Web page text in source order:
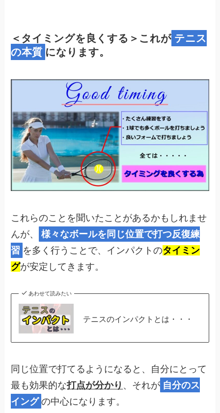
＜ タイミングを良くする ＞これが テニス
の本質 になります。
これらのことを聞いたことがあるかもしれませ
んが、
様々なボールを同じ位置で打つ反復練
習 を多く行うことで、インパクトのタイミン
グが安定してきます。
あわせて読みたい
テニスのインパクトとは・・・
同じ位置で打てるようになると、自分にとって
最も効果的な打点が分かり 、それが 自分のス
イング の中心になります。